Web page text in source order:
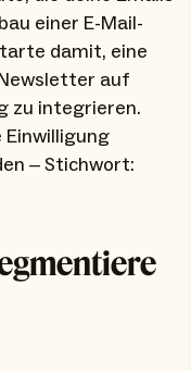
einer E-Mail-
damit, eine
auf
zu integrieren.
Einwilligung
– Stichwort: